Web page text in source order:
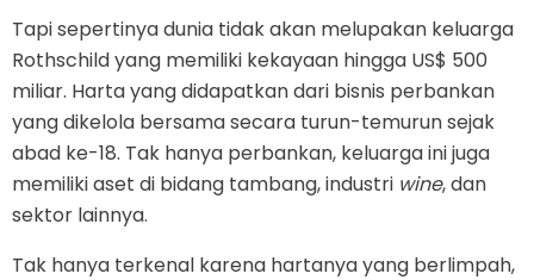
Tapi sepertinya dunia tidak akan melupakan keluarga
Rothschild yang memiliki kekayaan hingga US$ 500
miliar. Harta yang didapatkan dari bisnis perbankan
yang dikelola bersama secara turun-temurun sejak
abad ke-18. Tak hanya perbankan, keluarga ini juga
memiliki aset di bidang tambang, industri wine, dan
sektor lainnya.
Tak hanya terkenal karena hartanya yang berlimpah,